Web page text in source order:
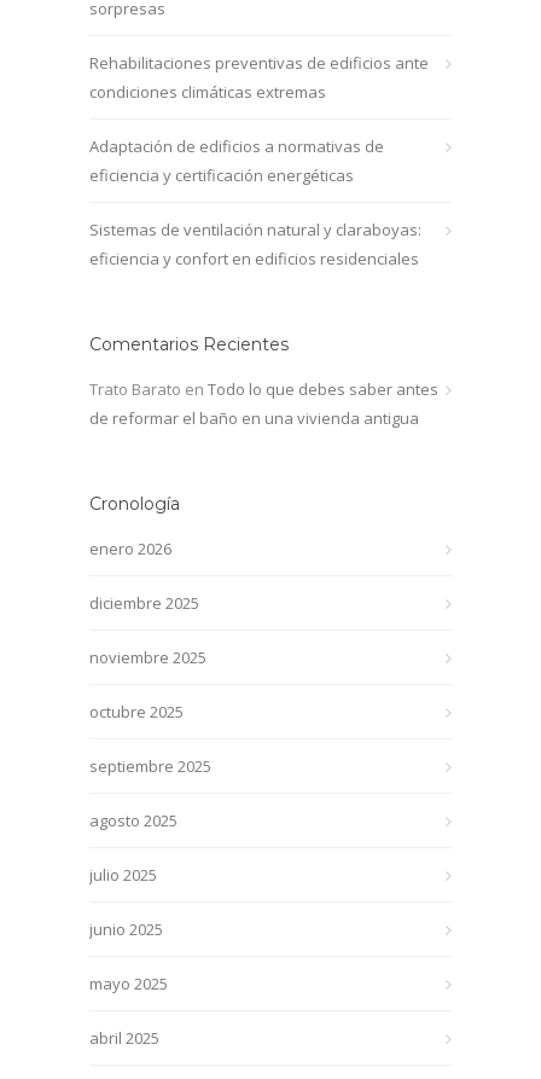
sorpresas
Rehabilitaciones preventivas de edificios ante
condiciones climáticas extremas
Adaptación de edificios a normativas de
eficiencia y certificación energéticas
Sistemas de ventilación natural y claraboyas:
eficiencia y confort en edificios residenciales
Comentarios Recientes
Trato Barato en Todo lo que debes saber antes
de reformar el baño en una vivienda antigua
Cronología
enero 2026
diciembre 2025
noviembre 2025
octubre 2025
septiembre 2025
agosto 2025
julio 2025
junio 2025
mayo 2025
abril 2025